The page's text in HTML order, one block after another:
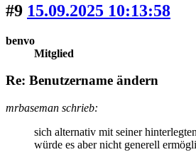
#9 15.09.2025 10:13:58
benvo
Mitglied
Re: Benutzername ändern
mrbaseman schrieb:
sich alternativ mit seiner
würde es aber nicht generell